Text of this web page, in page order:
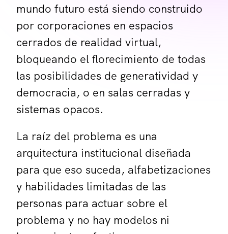
mundo futuro está siendo construido
por corporaciones en espacios
cerrados de realidad virtual,
bloqueando el florecimiento de todas
las posibilidades de generatividad y
democracia, o en salas cerradas y
sistemas opacos.
La raíz del problema es una
arquitectura institucional diseñada
para que eso suceda, alfabetizaciones
y habilidades limitadas de las
personas para actuar sobre el
problema y no hay modelos ni